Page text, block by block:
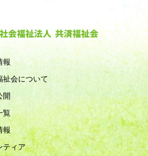
報
祉会について
開
覧
報
ティア